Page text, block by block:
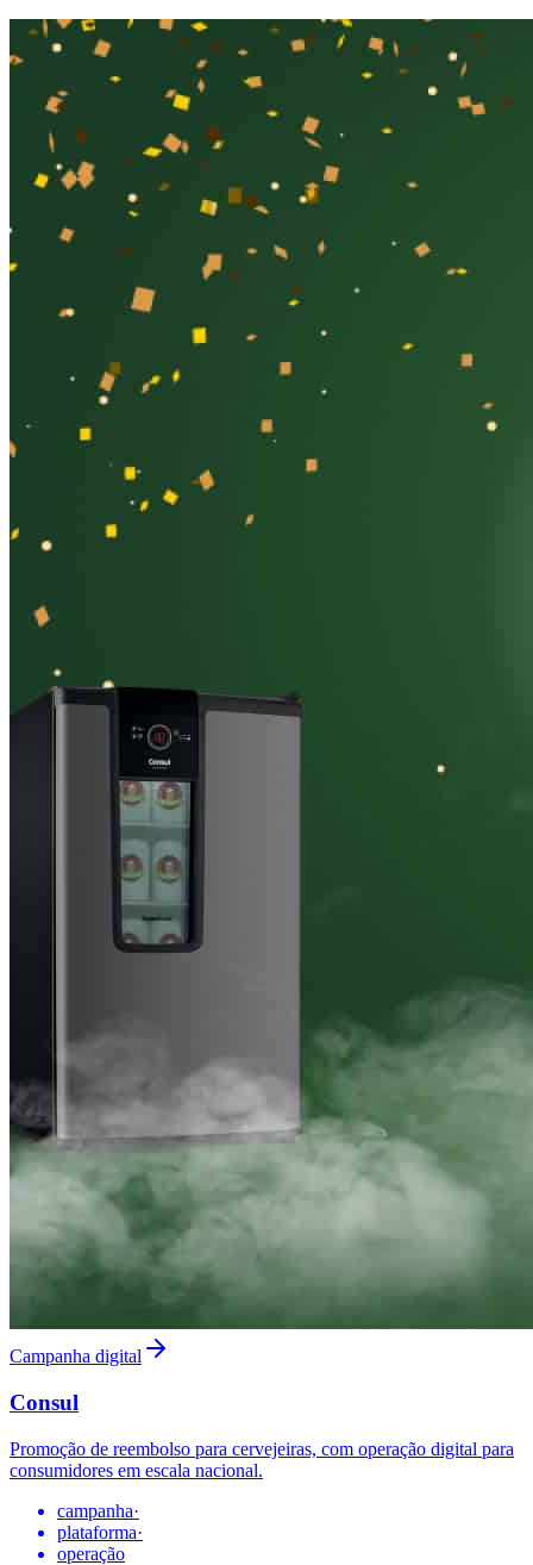
Campanha digital
Consul
Promoção de reembolso para cervejeiras, com operação digital para
consumidores em escala nacional.
campanha·
plataforma·
operação